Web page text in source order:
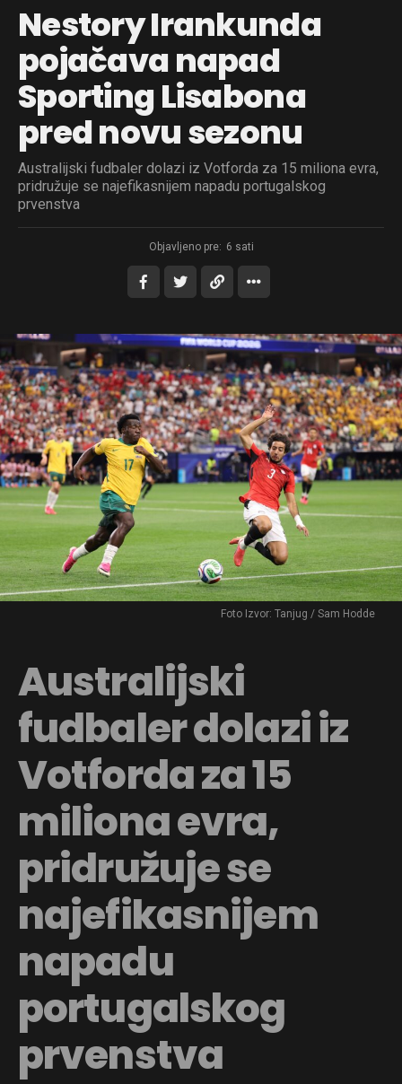
Nestory Irankunda
pojačava napad
Sporting Lisabona
pred novu sezonu
Australijski fudbaler dolazi iz Votforda za 15 miliona evra,
pridružuje se najefikasnijem napadu portugalskog
prvenstva
Objavljeno pre: 6 sati
Foto Izvor: Tanjug / Sam Hodde
Australijski
fudbaler dolazi iz
Votforda za 15
miliona evra,
pridružuje se
najefikasnijem
napadu
portugalskog
prvenstva